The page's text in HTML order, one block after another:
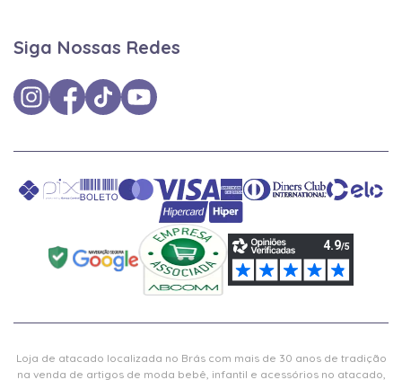
Siga Nossas Redes
Loja de atacado localizada no Brás com mais de 30 anos de tradição
na venda de artigos de moda bebê, infantil e acessórios no atacado,